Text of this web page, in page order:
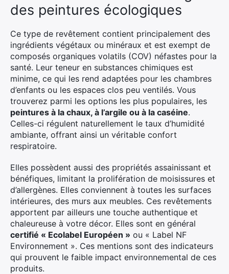
des peintures écologiques
Ce type de revêtement contient principalement des
ingrédients végétaux ou minéraux et est exempt de
composés organiques volatils (COV) néfastes pour la
santé. Leur teneur en substances chimiques est
minime, ce qui les rend adaptées pour les chambres
d’enfants ou les espaces clos peu ventilés. Vous
trouverez parmi les options les plus populaires, les
peintures à la chaux, à l’argile ou à la caséine.
Celles-ci régulent naturellement le taux d’humidité
ambiante, offrant ainsi un véritable confort
respiratoire.
Elles possèdent aussi des propriétés assainissant et
bénéfiques, limitant la prolifération de moisissures et
d’allergènes. Elles conviennent à toutes les surfaces
intérieures, des murs aux meubles. Ces revêtements
apportent par ailleurs une touche authentique et
chaleureuse à votre décor. Elles sont en général
certifié « Ecolabel Européen » ou « Label NF
Environnement ». Ces mentions sont des indicateurs
qui prouvent le faible impact environnemental de ces
produits.
Rechercher
: